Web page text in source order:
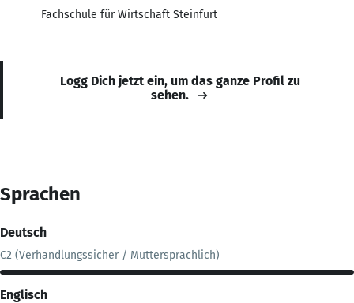
Fachschule für Wirtschaft Steinfurt
Logg Dich jetzt ein, um das ganze Profil zu
sehen.
Sprachen
Deutsch
C2 (Verhandlungssicher / Muttersprachlich)
Englisch